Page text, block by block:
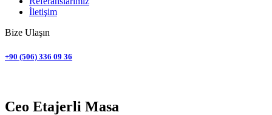
İletişim
Bize Ulaşın
+90 (506) 336 09 36
Ceo Etajerli Masa